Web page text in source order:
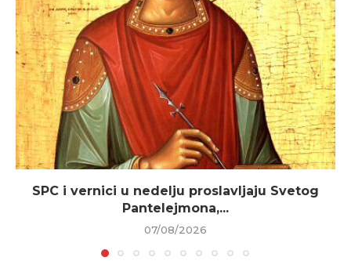
SPC i vernici u nedelju proslavljaju Svetog
Pantelejmona,...
07/08/2026